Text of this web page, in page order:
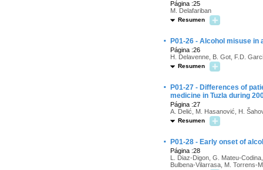
Página :25
M. Delafariban
Resumen
· P01-26 - Alcohol misuse
Página :26
H. Delavenne, B. Got, F.D.
Resumen
·
P01-27 - Differences of
medicine in Tuzla during
Página :27
A. Delić, M. Hasanović, H.
Resumen
· P01-28 - Early onset of
Página :28
L. Diaz-Digon, G. Mateu-
Bulbena-Vilarrasa, M. Torrens-